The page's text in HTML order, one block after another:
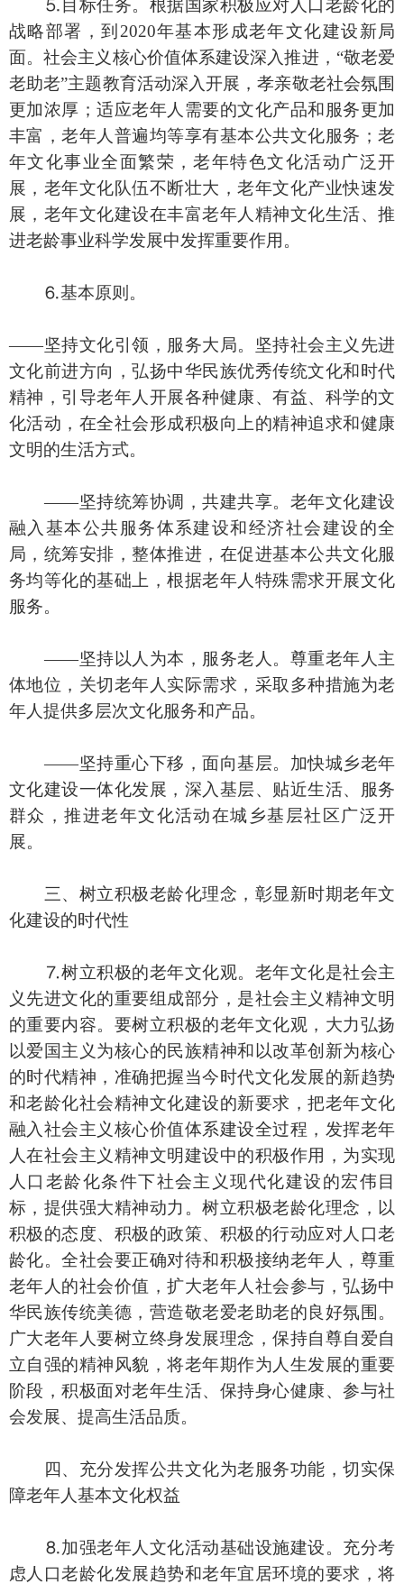
⒌目标任务。根据国家积极应对人口老龄化的
战略部署，到2020年基本形成老年文化建设新局
面。社会主义核心价值体系建设深入推进，“敬老爱
老助老”主题教育活动深入开展，孝亲敬老社会氛围
更加浓厚；适应老年人需要的文化产品和服务更加
丰富，老年人普遍均等享有基本公共文化服务；老
年文化事业全面繁荣，老年特色文化活动广泛开
展，老年文化队伍不断壮大，老年文化产业快速发
展，老年文化建设在丰富老年人精神文化生活、推
进老龄事业科学发展中发挥重要作用。
⒍基本原则。
——坚持文化引领，服务大局。坚持社会主义先进
文化前进方向，弘扬中华民族优秀传统文化和时代
精神，引导老年人开展各种健康、有益、科学的文
化活动，在全社会形成积极向上的精神追求和健康
文明的生活方式。
——坚持统筹协调，共建共享。老年文化建设
融入基本公共服务体系建设和经济社会建设的全
局，统筹安排，整体推进，在促进基本公共文化服
务均等化的基础上，根据老年人特殊需求开展文化
服务。
——坚持以人为本，服务老人。尊重老年人主
体地位，关切老年人实际需求，采取多种措施为老
年人提供多层次文化服务和产品。
——坚持重心下移，面向基层。加快城乡老年
文化建设一体化发展，深入基层、贴近生活、服务
群众，推进老年文化活动在城乡基层社区广泛开
展。
三、树立积极老龄化理念，彰显新时期老年文
化建设的时代性
⒎树立积极的老年文化观。老年文化是社会主
义先进文化的重要组成部分，是社会主义精神文明
的重要内容。要树立积极的老年文化观，大力弘扬
以爱国主义为核心的民族精神和以改革创新为核心
的时代精神，准确把握当今时代文化发展的新趋势
和老龄化社会精神文化建设的新要求，把老年文化
融入社会主义核心价值体系建设全过程，发挥老年
人在社会主义精神文明建设中的积极作用，为实现
人口老龄化条件下社会主义现代化建设的宏伟目
标，提供强大精神动力。树立积极老龄化理念，以
积极的态度、积极的政策、积极的行动应对人口老
龄化。全社会要正确对待和积极接纳老年人，尊重
老年人的社会价值，扩大老年人社会参与，弘扬中
华民族传统美德，营造敬老爱老助老的良好氛围。
广大老年人要树立终身发展理念，保持自尊自爱自
立自强的精神风貌，将老年期作为人生发展的重要
阶段，积极面对老年生活、保持身心健康、参与社
会发展、提高生活品质。
四、充分发挥公共文化为老服务功能，切实保
障老年人基本文化权益
⒏加强老年人文化活动基础设施建设。充分考
虑人口老龄化发展趋势和老年宜居环境的要求，将